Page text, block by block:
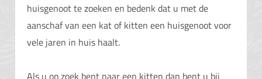
huisgenoot te zoeken en bedenk dat u met de
aanschaf van een kat of kitten een huisgenoot voor
vele jaren in huis haalt.
Als u op zoek bent naar een kitten dan bent u bij